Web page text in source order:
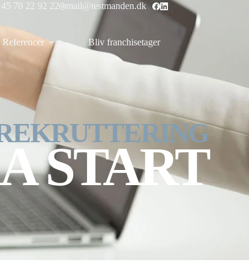
70 22 92 22 mail@testmanden.dk
Referencer Bliv franchisetager
START